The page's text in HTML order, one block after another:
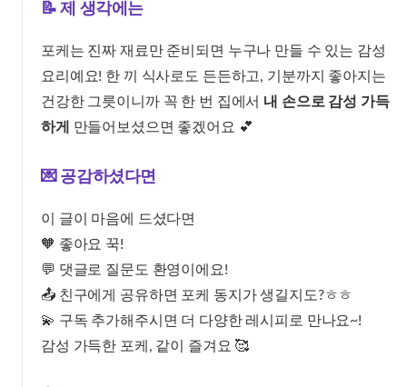
📝 제 생각에는
포케는 진짜 재료만 준비되면 누구나 만들 수 있는 감성
요리예요! 한 끼 식사로도 든든하고, 기분까지 좋아지는
건강한 그릇이니까 꼭 한 번 집에서 내 손으로 감성 가득
하게
만들어보셨으면 좋겠어요 💕
💌 공감하셨다면
이 글이 마음에 드셨다면
🧡 좋아요 꾹!
💬 댓글로 질문도 환영이에요!
📤 친구에게 공유하면 포케 동지가 생길지도?ㅎㅎ
💫 구독 추가해주시면 더 다양한 레시피로 만나요~!
감성 가득한 포케, 같이 즐겨요 🥰